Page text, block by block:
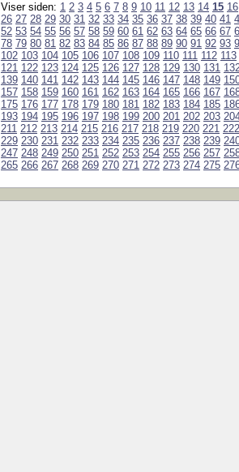
Viser siden: 1 2 3 4 5 6 7 8 9 10 11 12 13 14 15 16
26 27 28 29 30 31 32 33 34 35 36 37 38 39 40 41
52 53 54 55 56 57 58 59 60 61 62 63 64 65 66 67
78 79 80 81 82 83 84 85 86 87 88 89 90 91 92 93
102 103 104 105 106 107 108 109 110 111 112 113
121 122 123 124 125 126 127 128 129 130 131
139 140 141 142 143 144 145 146 147 148 149
157 158 159 160 161 162 163 164 165 166 167
175 176 177 178 179 180 181 182 183 184 185
193 194 195 196 197 198 199 200 201 202 203
211 212 213 214 215 216 217 218 219 220 221 222
229 230 231 232 233 234 235 236 237 238 239
247 248 249 250 251 252 253 254 255 256 257
265 266 267 268 269 270 271 272 273 274 275